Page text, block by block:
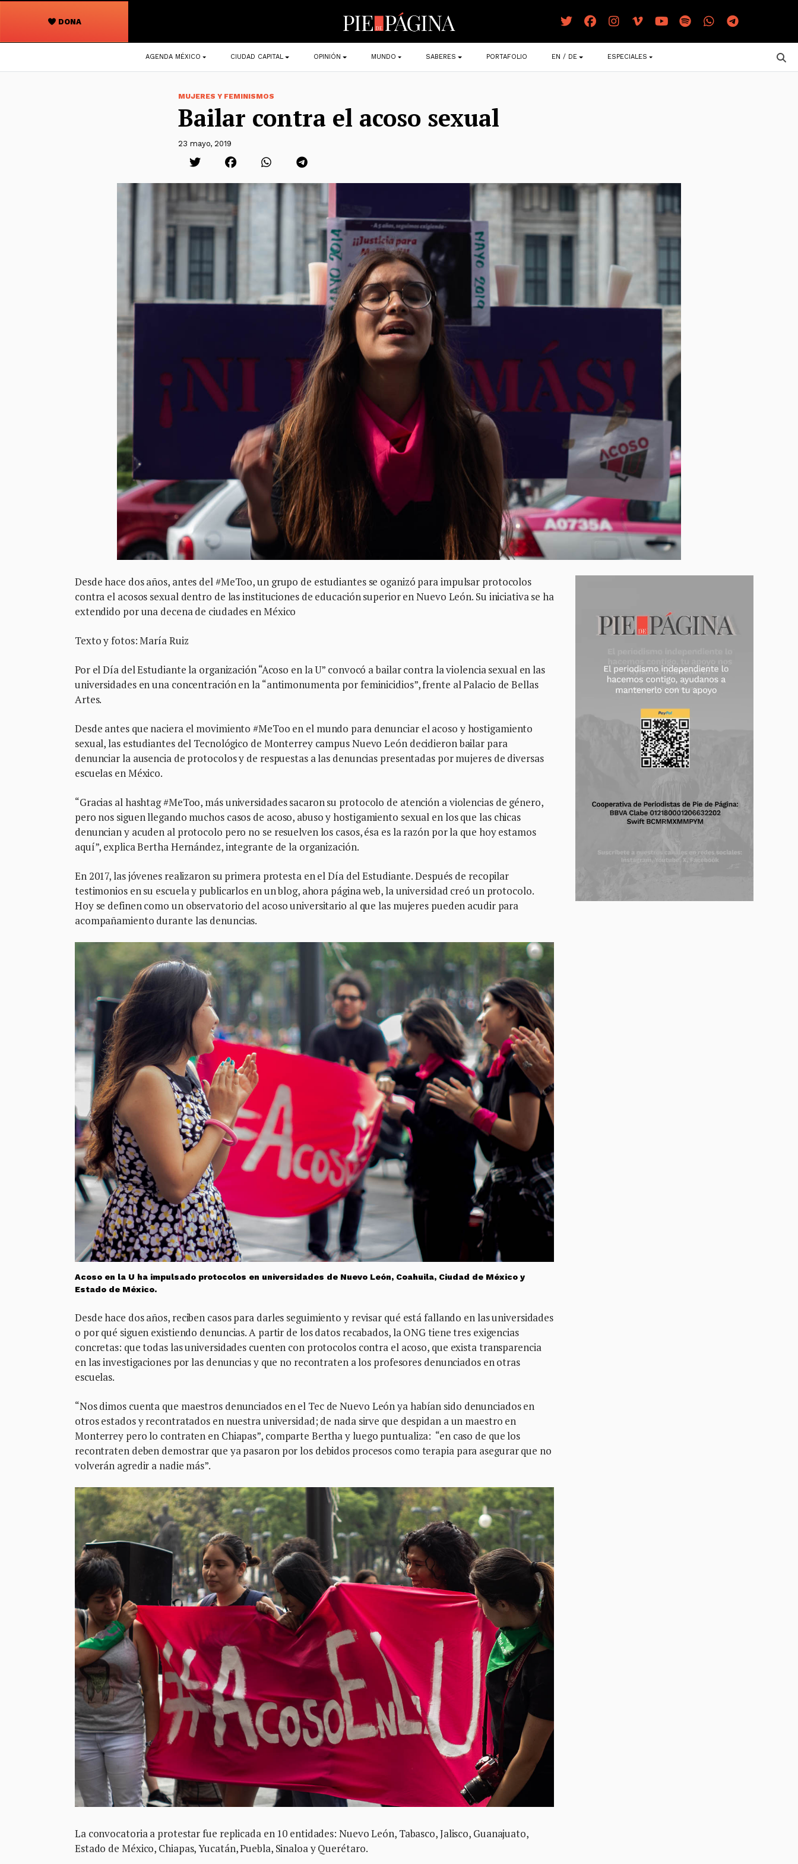
DONA
Navegación
principal
AGENDA MÉXICO CIUDAD CAPITAL OPINIÓN MUNDO SABERES PORTAFOLIO EN / DE ESPECIALES
MUJERES Y FEMINISMOS
Bailar contra el acoso sexual
23 mayo, 2019
Desde hace dos años, antes del #MeToo, un grupo de estudiantes se oganizó para impulsar protocolos
contra el acosos sexual dentro de las instituciones de educación superior en Nuevo León. Su iniciativa se ha
extendido por una decena de ciudades en México
Texto y fotos: María Ruiz
Por el Día del Estudiante la organización “Acoso en la U” convocó a bailar contra la violencia sexual en las
universidades en una concentración en la “antimonumenta por feminicidios”, frente al Palacio de Bellas
Artes.
Desde antes que naciera el movimiento #MeToo en el mundo para denunciar el acoso y hostigamiento
sexual, las estudiantes del Tecnológico de Monterrey campus Nuevo León decidieron bailar para
denunciar la ausencia de protocolos y de respuestas a las denuncias presentadas por mujeres de diversas
escuelas en México.
“Gracias al hashtag #MeToo, más universidades sacaron su protocolo de atención a violencias de género,
pero nos siguen llegando muchos casos de acoso, abuso y hostigamiento sexual en los que las chicas
denuncian y acuden al protocolo pero no se resuelven los casos, ésa es la razón por la que hoy estamos
aquí”, explica Bertha Hernández, integrante de la organización.
En 2017, las jóvenes realizaron su primera protesta en el Día del Estudiante. Después de recopilar
testimonios en su escuela y publicarlos en un blog, ahora página web, la universidad creó un protocolo.
Hoy se definen como un observatorio del acoso universitario al que las mujeres pueden acudir para
acompañamiento durante las denuncias.
Acoso en la U ha impulsado protocolos en universidades de Nuevo León, Coahuila, Ciudad de México y
Estado de México.
Desde hace dos años, reciben casos para darles seguimiento y revisar qué está fallando en las universidades
o por qué siguen existiendo denuncias. A partir de los datos recabados, la ONG tiene tres exigencias
concretas: que todas las universidades cuenten con protocolos contra el acoso, que exista transparencia
en las investigaciones por las denuncias y que no recontraten a los profesores denunciados en otras
escuelas.
“Nos dimos cuenta que maestros denunciados en el Tec de Nuevo León ya habían sido denunciados en
otros estados y recontratados en nuestra universidad; de nada sirve que despidan a un maestro en
Monterrey pero lo contraten en Chiapas”, comparte Bertha y luego puntualiza: “en caso de que los
recontraten deben demostrar que ya pasaron por los debidos procesos como terapia para asegurar que no
volverán agredir a nadie más”.
La convocatoria a protestar fue replicada en 10 entidades: Nuevo León, Tabasco, Jalisco, Guanajuato,
Estado de México, Chiapas, Yucatán, Puebla, Sinaloa y Querétaro.